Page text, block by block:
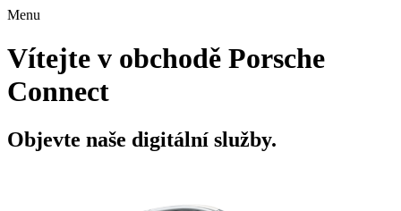
Menu
Vítejte v obchodě Porsche
Connect
Objevte naše digitální služby.